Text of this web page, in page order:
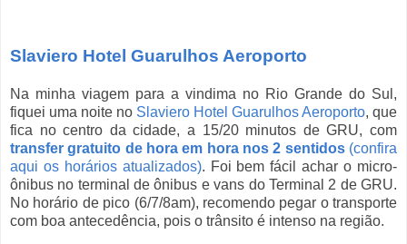
Slaviero Hotel Guarulhos Aeroporto
Na minha viagem para a vindima no Rio Grande do Sul,
fiquei uma noite no Slaviero Hotel Guarulhos Aeroporto, que
fica no centro da cidade, a 15/20 minutos de GRU, com
transfer gratuito de hora em hora nos 2 sentidos (confira
aqui os horários atualizados). Foi bem fácil achar o micro-
ônibus no terminal de ônibus e vans do Terminal 2 de GRU.
No horário de pico (6/7/8am), recomendo pegar o transporte
com boa antecedência, pois o trânsito é intenso na região.